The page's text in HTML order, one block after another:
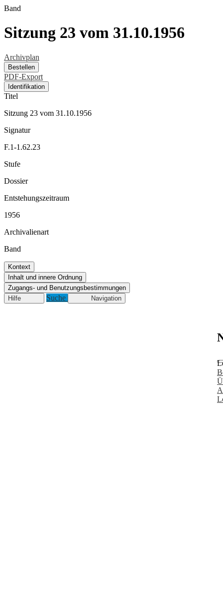
Band
Sitzung 23 vom 31.10.1956
Archivplan
Bestellen
PDF-Export
Identifikation
Titel
Sitzung 23 vom 31.10.1956
Signatur
F.1-1.62.23
Stufe
Dossier
Entstehungszeitraum
1956
Archivalienart
Band
Kontext
Inhalt und innere Ordnung
Zugangs- und Benutzungsbestimmungen
Hilfe
Suche Navigation